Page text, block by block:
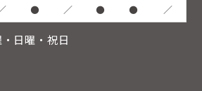
● ／ ● ● ／
日曜・祝日